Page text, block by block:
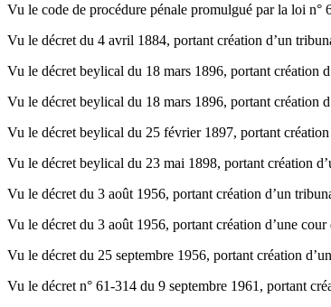
Vu le code de procédure pénale promulgué par la loi
Vu le décret du 4 avril 1884, portant création d’un
Vu le décret beylical du 18 mars 1896, portant création
Vu le décret beylical du 18 mars 1896, portant création
Vu le décret beylical du 25 février 1897, portant
Vu le décret beylical du 23 mai 1898, portant création
Vu le décret du 3 août 1956, portant création d’un
Vu le décret du 3 août 1956, portant création d’une cour
Vu le décret du 25 septembre 1956, portant création
Vu le décret n° 61-314 du 9 septembre 1961, portant